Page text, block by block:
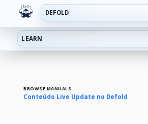
DEFOLD
LEARN
BROWSE MANUALS
Conteúdo Live Update no Defold